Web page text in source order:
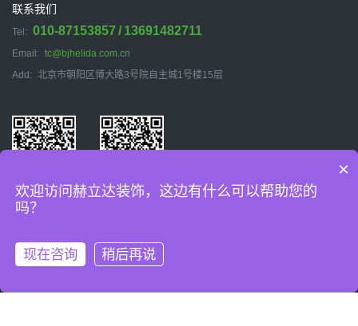
联系我们
Tel: 010-87153857 13691482711
Email: tc@bjhelida.com.cn
Add: 北京市朝阳区博大路3号院自主城1号楼15层
关注公众号
© 2026 北京赫立达建筑装饰工程有限公司
×
欢迎访问赫立达装饰，这边有什么可以帮助您的
吗？
现在咨询 稍后再说